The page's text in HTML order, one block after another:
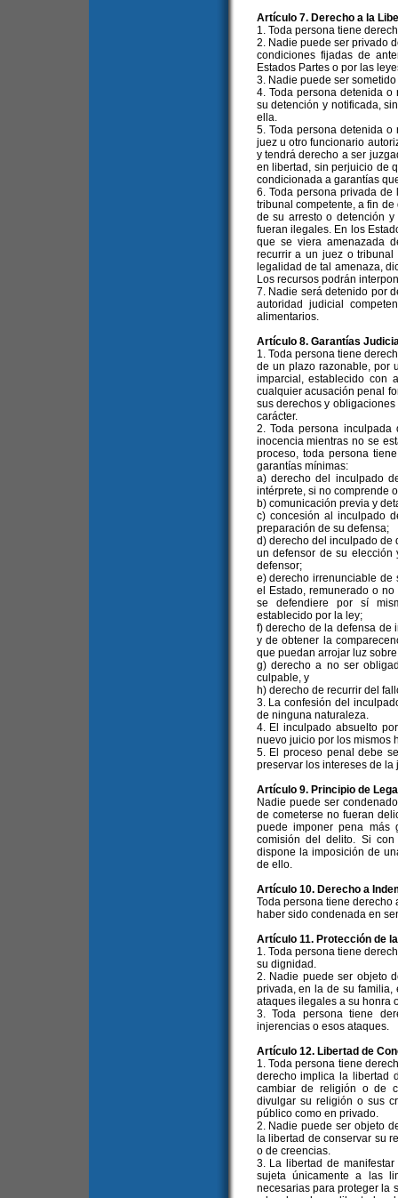
Artículo 7. Derecho a la
1. Toda persona tiene
2. Nadie puede ser privado
condiciones fijadas de
Estados Partes o por las
3. Nadie puede ser
4. Toda persona detenida
su detención y notificada,
ella.
5. Toda persona detenida
juez u otro funcionario
y tendrá derecho a ser
en libertad, sin perjuicio de
condicionada a garantías
6. Toda persona privada
tribunal competente, a fin
de su arresto o detención
fueran ilegales. En los
que se viera amenazada
recurrir a un juez o
legalidad de tal amenaza,
Los recursos podrán
7. Nadie será detenido por
autoridad judicial
alimentarios.
Artículo 8. Garantías
1. Toda persona tiene
de un plazo razonable, por
imparcial, establecido con
cualquier acusación penal
sus derechos y
carácter.
2. Toda persona
inocencia mientras no se
proceso, toda persona
garantías mínimas:
a) derecho del inculpado
intérprete, si no comprende
b) comunicación previa y
c) concesión al inculpado
preparación de su defensa;
d) derecho del inculpado de
un defensor de su elección
defensor;
e) derecho irrenunciable de
el Estado, remunerado o
se defendiere por sí
establecido por la ley;
f) derecho de la defensa de
y de obtener la
que puedan arrojar luz
g) derecho a no ser
culpable, y
h) derecho de recurrir del
3. La confesión del
de ninguna naturaleza.
4. El inculpado absuelto
nuevo juicio por los mismos
5. El proceso penal debe
preservar los intereses de la
Artículo 9. Principio de
Nadie puede ser
de cometerse no fueran
puede imponer pena
comisión del delito. Si
dispone la imposición de
de ello.
Artículo 10. Derecho a
Toda persona tiene
haber sido condenada en
Artículo 11. Protección de
1. Toda persona tiene
su dignidad.
2. Nadie puede ser objeto
privada, en la de su
ataques ilegales a su honra
3. Toda persona tiene
injerencias o esos ataques.
Artículo 12. Libertad de
1. Toda persona tiene
derecho implica la libertad
cambiar de religión o de
divulgar su religión o sus
público como en privado.
2. Nadie puede ser objeto
la libertad de conservar su
o de creencias.
3. La libertad de
sujeta únicamente a las
necesarias para proteger la